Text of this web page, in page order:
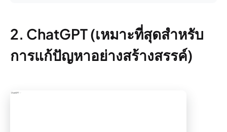
2. ChatGPT (เหมาะที่สุดสำหรับ
การแก้ปัญหาอย่างสร้างสรรค์)